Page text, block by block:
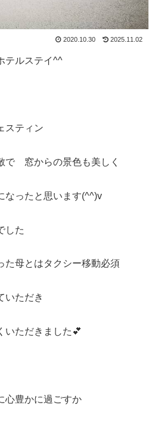
2020.10.30 2025.11.02
テルステイ^^
スティン
で 窓からの景色も美しく
なったと思います(^^)v
した
た母とはタクシー移動必須
いただき
いただきました💕
豊かに過ごすか